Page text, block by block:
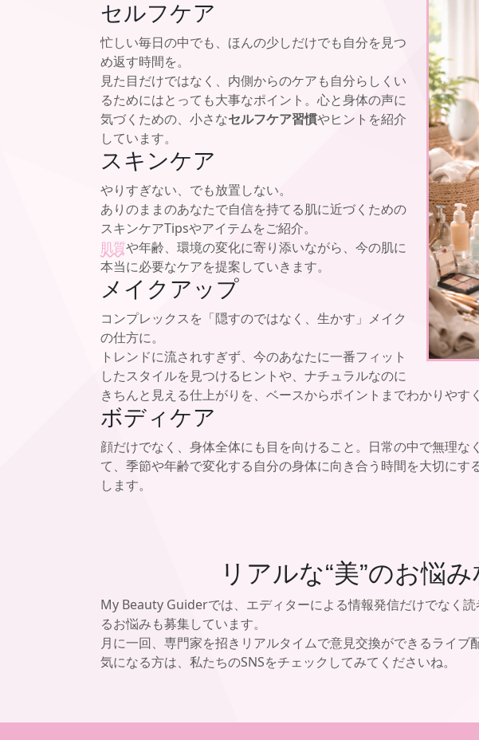
セルフケア
忙しい毎日の中でも、ほんの少しだけでも自分を見つ
め返す時間を。
見た目だけではなく、内側からのケアも自分らしくい
るためにはとっても大事なポイント。心と身体の声に
気づくための、小さなセルフケア習慣やヒントを紹介
しています。
スキンケア
やりすぎない、でも放置しない。
ありのままのあなたで自信を持てる肌に近づくための
スキンケアTipsやアイテムをご紹介。
肌質や年齢、環境の変化に寄り添いながら、今の肌に
本当に必要なケアを提案していきます。
メイクアップ
コンプレックスを「隠すのではなく、生かす」メイク
の仕方に。
トレンドに流されすぎず、今のあなたに一番フィット
したスタイルを見つけるヒントや、ナチュラルなのに
きちんと見える仕上がりを、ベースからポイントまでわかりやす
ボディケア
顔だけでなく、身体全体にも目を向けること。日常の中で無理な
て、季節や年齢で変化する自分の身体に向き合う時間を大切にす
します。
リアルな“美”のお悩
My Beauty Guiderでは、エディターによる情報発信だけでなく
るお悩みも募集しています。
月に一回、専門家を招きリアルタイムで意見交換ができるライブ
気になる方は、私たちのSNSをチェックしてみてくださいね。